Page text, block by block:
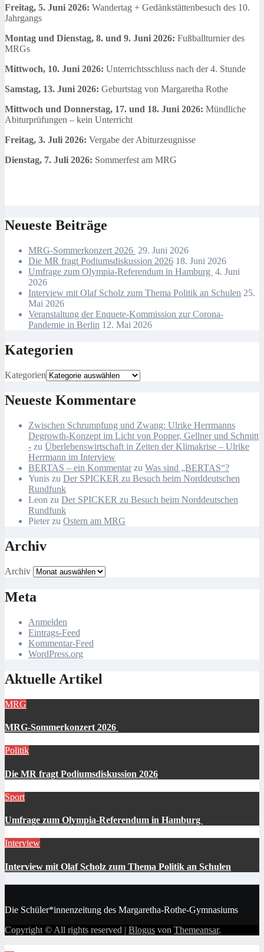
Freitag, 5. Juni 2026: Wandertag + Gedänkstättenbesuch des 10.
Jahrgangs
Montag und Dienstag, 8. und 9. Juni 2026: Fußballturnier des
MRGs
Mittwoch, 10. Juni 2026: Unterrichtsschluss nach der 4. Stunde
Samstag, 13. Juni 2026: Geburtstag von Margaretha Rothe
Mittwoch und Donnerstag, 17. und 18. Juni 2026: Mündliche
Abiturprüfungen – kein Unterricht
Freitag, 3. Juli 2026: Vergabe der Abiturzeugnisse
Dienstag, 7. Juli 2026: Sommerfest am MRG
Neueste Beiträge
MRG-Sommerkonzert 2026 29. Juni 2026
Die MR fragt Podiumsdiskussion 2026 18. Juni 2026
Umfrage zum Olympia-Referendum in Hamburg 4. Juni
2026
Interview mit Olaf Scholz zum Thema Politik an Schulen 25.
Mai 2026
Veranstaltung der Enquete-Kommission zur Corona-
Pandemie in Berlin 12. Mai 2026
Kategorien
Kategorien
Neueste Kommentare
Zwischen Schrumpfung und Zwang: Ulrike Herrmanns
Degrowth-Konzept im Licht von Popper, Gellner und Schmitt
- zu Überlebenswirtschaft in Zeiten der Klimakrise – Ulrike
Herrmann im Interview
BERTAS – ein Kommentarzu Was sind „BERTAS“?
Yunis zu Der SPICKER zu Besuch beim Norddeutschen
Rundfunk
Leon zu Der SPICKER zu Besuch beim Norddeutschen
Rundfunk
Pieterzu Ostern am MRG
Archiv
Archiv
Meta
Anmelden
Eintrags-Feed
Kommentar-Feed
WordPress.org
Aktuelle Artikel
MRG
MRG-Sommerkonzert 2026
Politik
Die MR fragt Podiumsdiskussion 2026
Sport
Umfrage zum Olympia-Referendum in Hamburg
Interview
Interview mit Olaf Scholz zum Thema Politik an Schulen
Die Schüler*innenzeitung des Margaretha-Rothe-Gymnasiums
Copyright © All rights reserved | Blogus von Themeansar.